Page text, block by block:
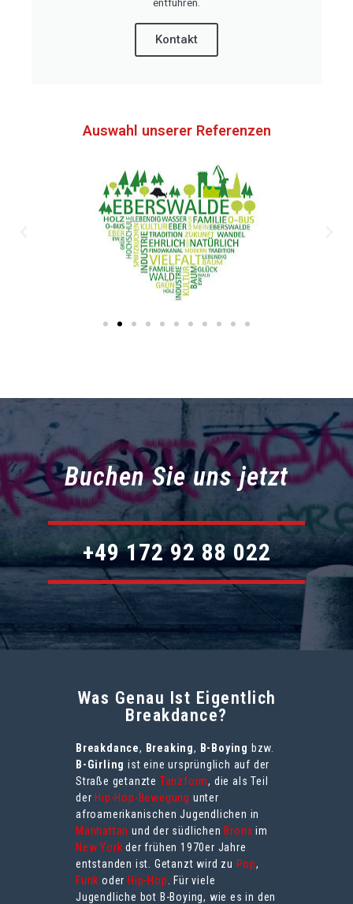
Kontakt
Auswahl unserer Referenzen
Buchen Sie uns jetzt
+49 172 92 88 022
Was Genau Ist Eigentlich
Breakdance?
Breakdance, Breaking, B-Boying bzw.
B-Girling ist eine ursprünglich auf der
Straße getanzte Tanzform, die als Teil
der Hip-Hop-Bewegung unter
afroamerikanischen Jugendlichen in
Manhattan und der südlichen Bronx im
New York der frühen 1970er Jahre
entstanden ist. Getanzt wird zu Pop,
Funk oder Hip-Hop . Für viele
Jugendliche bot B-Boying, wie es in den